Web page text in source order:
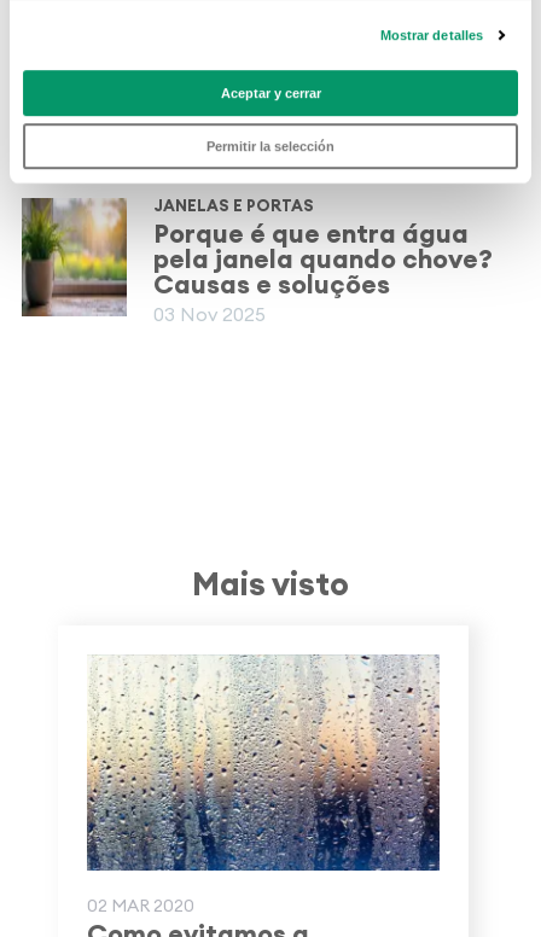
Mostrar detalles
Aceptar y cerrar
Permitir la selección
Janelas de correr vs janelas
de abrir: qual é a melhor
opção para a sua casa?
13 Abr 2026
JANELAS E PORTAS
Porque é que entra água
pela janela quando chove?
Causas e soluções
03 Nov 2025
Mais visto
02 MAR 2020